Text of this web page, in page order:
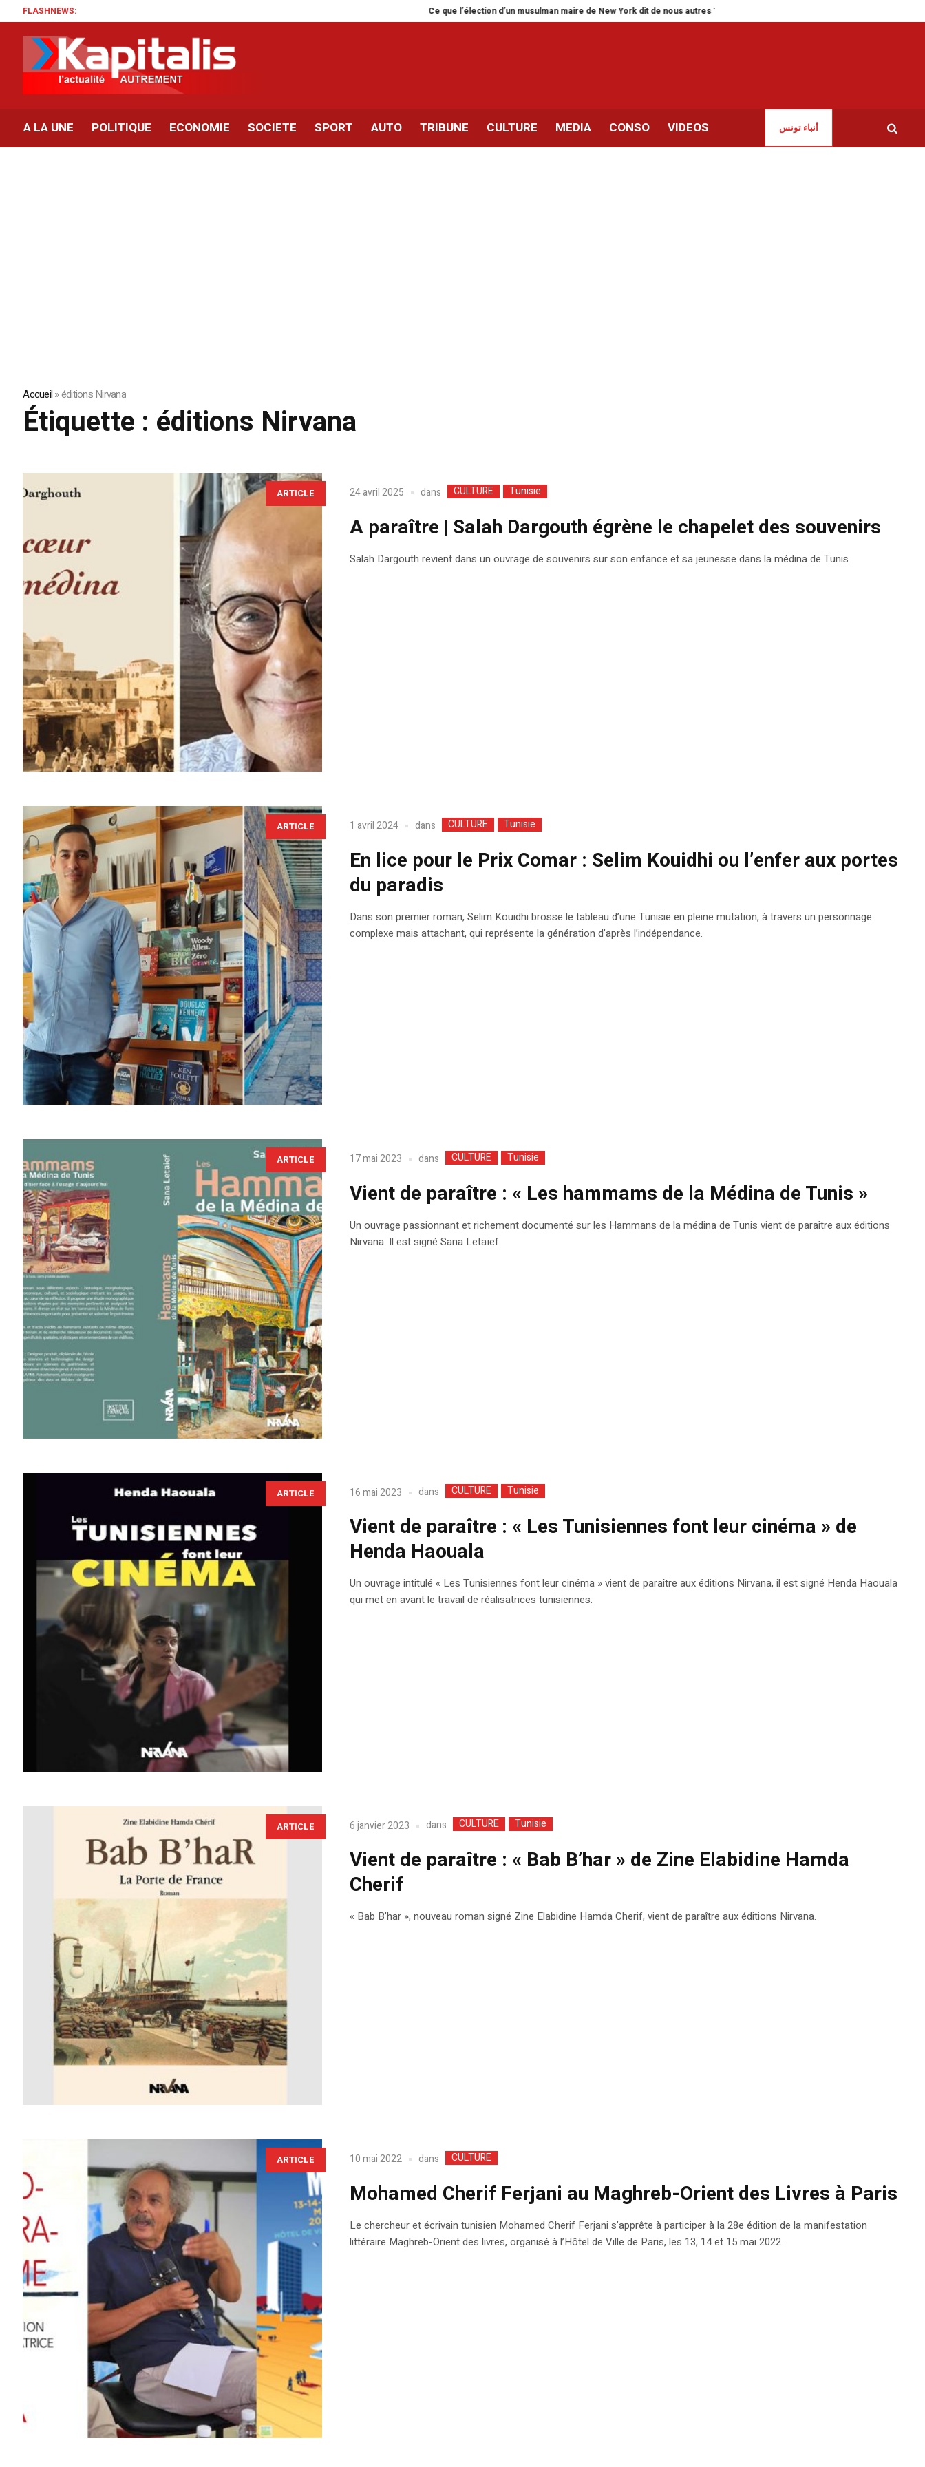
FLASHNEWS: Ce que l’élection d’un musulman maire de New York dit de nous autres Tunisiens Salon du livre d’Alger | Les cagoulards de la censure
A LA UNE POLITIQUE ECONOMIE SOCIETE SPORT AUTO TRIBUNE CULTURE MEDIA CONSO VIDEOS أنباء تونس
Accueil»éditions Nirvana
Étiquette : éditions Nirvana
ARTICLE 24 avril 2025 dans CULTURE Tunisie
A paraître | Salah Dargouth égrène le chapelet des souvenirs
Salah Dargouth revient dans un ouvrage de souvenirs sur son enfance et sa jeunesse dans la médina de Tunis.
ARTICLE 1 avril 2024 dans CULTURE Tunisie
En lice pour le Prix Comar : Selim Kouidhi ou l’enfer aux portes
du paradis
Dans son premier roman, Selim Kouidhi brosse le tableau d’une Tunisie en pleine mutation, à travers un personnage
complexe mais attachant, qui représente la génération d’après l’indépendance.
ARTICLE 17 mai 2023 dans CULTURE Tunisie
Vient de paraître : « Les hammams de la Médina de Tunis »
Un ouvrage passionnant et richement documenté sur les Hammans de la médina de Tunis vient de paraître aux éditions
Nirvana. Il est signé Sana Letaïef.
ARTICLE 16 mai 2023 dans CULTURE Tunisie
Vient de paraître : « Les Tunisiennes font leur cinéma » de
Henda Haouala
Un ouvrage intitulé « Les Tunisiennes font leur cinéma » vient de paraître aux éditions Nirvana, il est signé Henda Haouala
qui met en avant le travail de réalisatrices tunisiennes.
ARTICLE 6 janvier 2023 dans CULTURE Tunisie
Vient de paraître : « Bab B’har » de Zine Elabidine Hamda
Cherif
« Bab B’har », nouveau roman signé Zine Elabidine Hamda Cherif, vient de paraître aux éditions Nirvana.
ARTICLE 10 mai 2022 dans CULTURE
Mohamed Cherif Ferjani au Maghreb-Orient des Livres à Paris
Le chercheur et écrivain tunisien Mohamed Cherif Ferjani s’apprête à participer à la 28e édition de la manifestation
littéraire Maghreb-Orient des livres, organisé à l’Hôtel de Ville de Paris, les 13, 14 et 15 mai 2022.